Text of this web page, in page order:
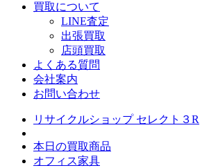
買取について
LINE査定
出張買取
店頭買取
よくある質問
会社案内
お問い合わせ
リサイクルショップ セレクト３R
本日の買取商品
オフィス家具